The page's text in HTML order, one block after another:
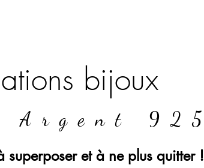
bijoux
Argent 925
superposer et à ne plus quitter !